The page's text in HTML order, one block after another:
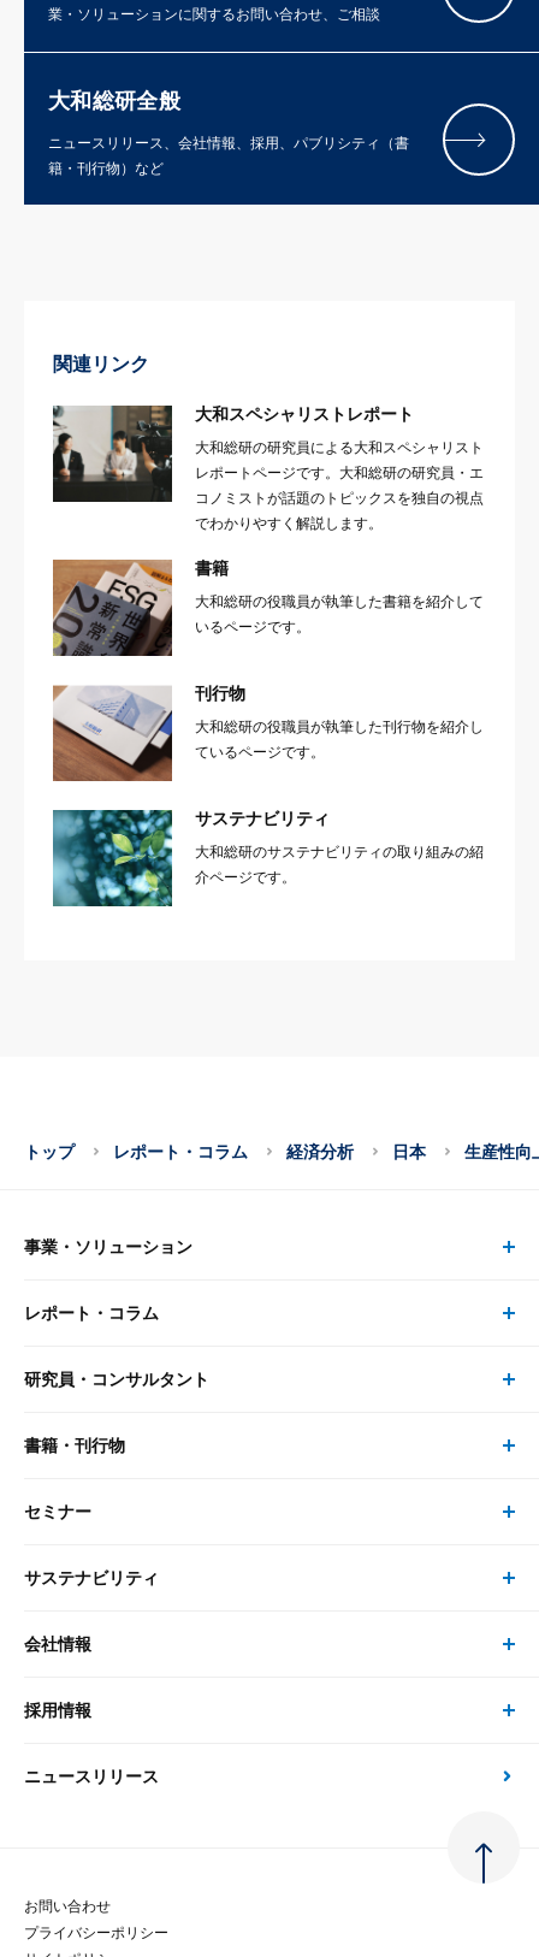
業・ソリューションに関するお問い合わせ、ご相談
大和総研全般
ニュースリリース、会社情報、採用、パブリシティ（書
籍・刊行物）など
関連リンク
大和スペシャリストレポート
大和総研の研究員による大和スペシャリスト
レポートページです。大和総研の研究員・エ
コノミストが話題のトピックスを独自の視点
でわかりやすく解説します。
書籍
大和総研の役職員が執筆した書籍を紹介して
いるページです。
刊行物
大和総研の役職員が執筆した刊行物を紹介し
ているページです。
サステナビリティ
大和総研のサステナビリティの取り組みの紹
介ページです。
トップ レポート・コラム 経済分析 日本 生産性向
事業・ソリューション
事業・ソリューション トップ
リサーチ
大和総研の強み
先端テクノロジーに基づく新たな価値の創出
レポート・コラム
レポート・コラム トップ
最新のレポート・コラム
政策分析
金融経済教育等
研究員・コンサルタント
研究員・コンサルタント トップ
研究員
書籍・刊行物
書籍・刊行物 トップ
書籍
セミナー
セミナー トップ
現在受付中のセミナー・イベント
サステナビリティ
サステナビリティの取り組み
次世代社会への貢献
会社情報
会社情報 トップ
会社概要・役員一覧
大和総研の歩み
採用情報
採用情報 トップ
経験者採用
ニュースリリース
お問い合わせ
プライバシーポリシー